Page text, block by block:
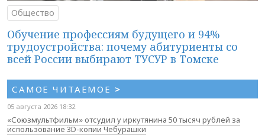
Общество
Обучение профессиям будущего и 94%
трудоустройства: почему абитуриенты со
всей России выбирают ТУСУР в Томске
САМОЕ ЧИТАЕМОЕ >
05 августа 2026 18:32
«Союзмультфильм» отсудил у иркутянина 50 тысяч рублей за
использование 3D-копии Чебурашки